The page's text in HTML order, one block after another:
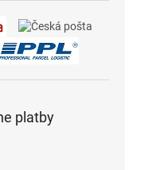
platby